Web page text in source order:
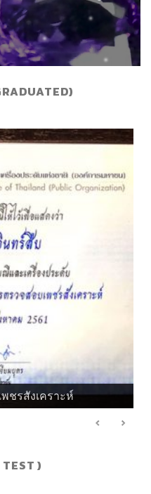
ชรสังเคราะห์
)